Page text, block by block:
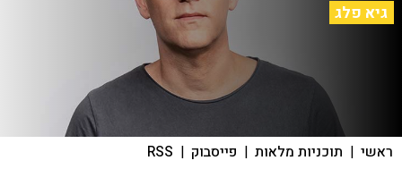
גיא פלג
ראשי | תוכניות מלאות | פייסבוק |
RSS